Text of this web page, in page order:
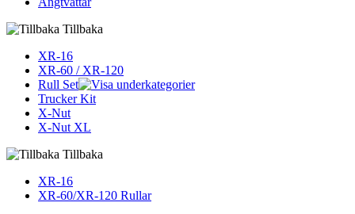
Tillbaka
XR-16
XR-60 / XR-120
Rull Set
Trucker Kit
X-Nut
X-Nut XL
Tillbaka
XR-16
XR-60/XR-120 Rullar